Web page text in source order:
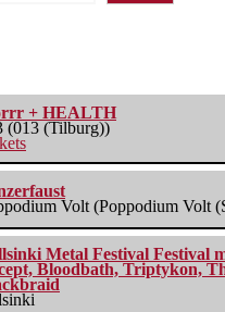
+ HEALTH
(013 (Tilburg))
Volt (Poppodium Volt
Metal Festival Festival
Bloodbath, Triptykon,